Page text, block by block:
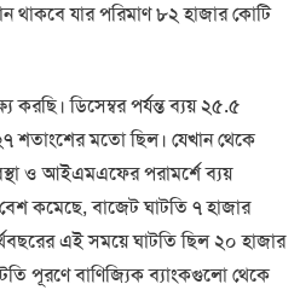
থাকবে যার পরিমাণ ৮২ হাজার কোটি
করছি। ডিসেম্বর পর্যন্ত ব্যয় ২৫.৫
শতাংশের মতো ছিল। যেখান থেকে
ও আইএমএফের পরামর্শে ব্যয়
কমেছে, বাজেট ঘাটতি ৭ হাজার
এই সময়ে ঘাটতি ছিল ২০ হাজার
পূরণে বাণিজ্যিক ব্যাংকগুলো থেকে